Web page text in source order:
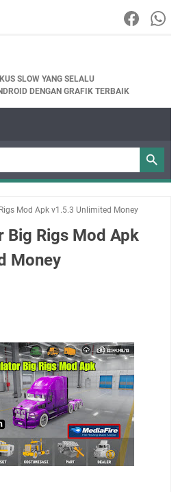
SLOW YANG SELALU
DENGAN GRAFIK TERBAIK
Mod Apk v1.5.3 Unlimited Money
Big Rigs Mod Apk
Money